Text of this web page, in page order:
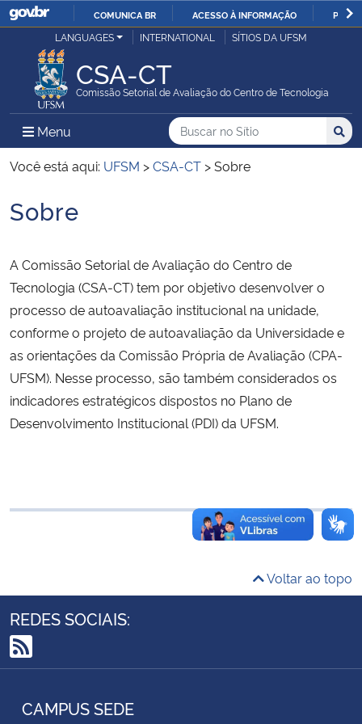
IR
COMUNICA BR ACESSO À INFORMAÇÃO
Ministério da Justiça e Segurança Pública
Ministério da Defesa
Ministério das Relações Exteriores
Ministério da Economia
Ministério da Agricultura, Pecuária e Abastecimento
Ministério da Educação
Ministério da Cidadania
Ministério da Saúde
Ministério do Desenvolvimento Regional
Ministério da Mulher, da Família e dos Direitos Humanos
LANGUAGES INTERNATIONAL SÍTIOS DA UFSM
CSA-CT
Comissão Setorial de Avaliação do Centro de Tecnologia
Menu Menu Principal do Sítio
Busca
Buscar no no Sítio
Busca:
Você está aqui: UFSM >CSA-CT >Sobre
Início do conteúdo
Sobre
A Comissão Setorial de Avaliação do Centro de
Tecnologia (CSA-CT) tem por objetivo desenvolver o
processo de autoavaliação institucional na unidade,
conforme o projeto de autoavaliação da Universidade e
as orientações da Comissão Própria de Avaliação (CPA-
UFSM). Nesse processo, são também considerados os
indicadores estratégicos dispostos no Plano de
Desenvolvimento Institucional (PDI) da UFSM.
Voltar ao topo
REDES SOCIAIS:
RSS
CAMPUS SEDE